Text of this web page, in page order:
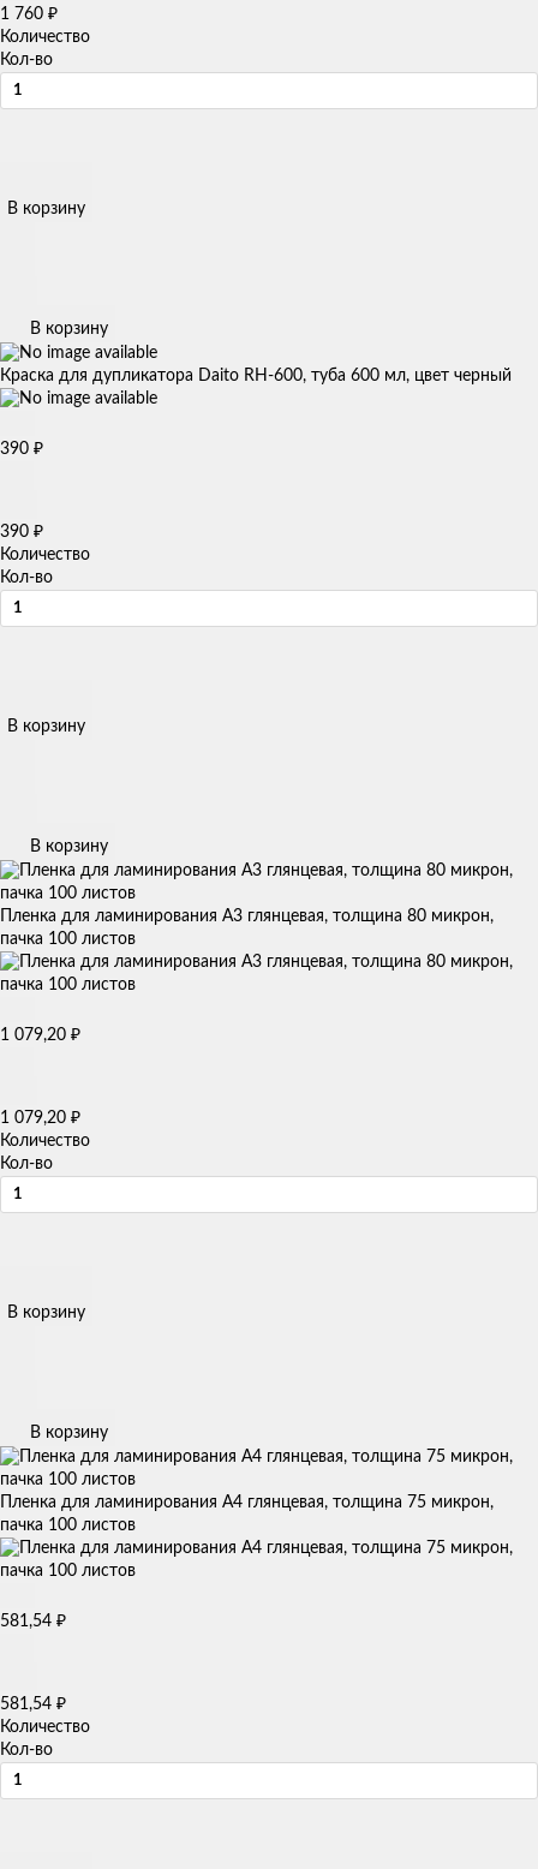
1 760 ₽
Количество
Кол-во
В корзину
В корзину
Краска для дупликатора Daito RH-600, туба 600 мл, цвет черный
390 ₽
390 ₽
Количество
Кол-во
В корзину
В корзину
Пленка для ламинирования А3 глянцевая, толщина 80 микрон,
пачка 100 листов
1 079,20 ₽
1 079,20 ₽
Количество
Кол-во
В корзину
В корзину
Пленка для ламинирования А4 глянцевая, толщина 75 микрон,
пачка 100 листов
581,54 ₽
581,54 ₽
Количество
Кол-во